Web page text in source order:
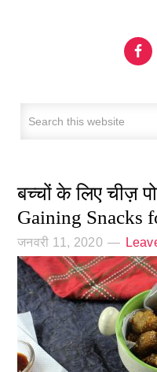
बच्चों के लिए चीज़
Gaining Snacks
जनवरी 11, 2020